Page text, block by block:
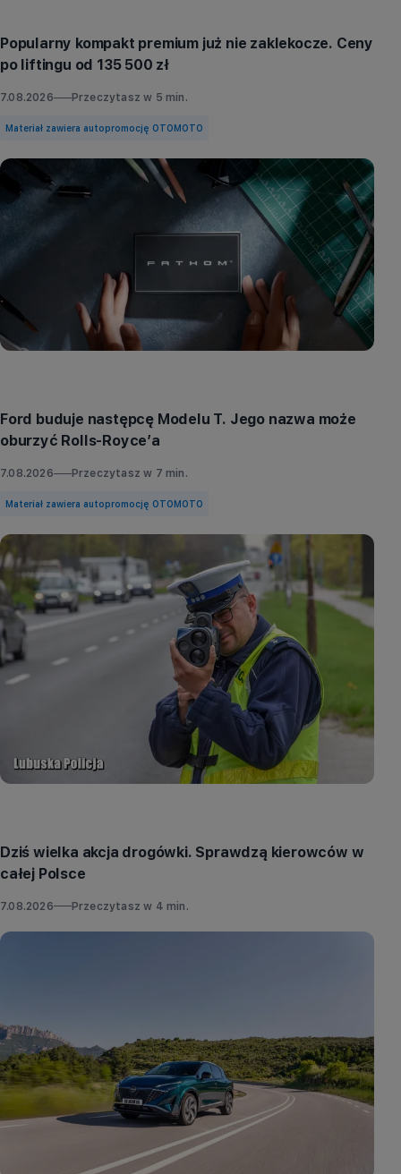
Popularny kompakt premium już nie zaklekocze. Ceny
po liftingu od 135 500 zł
7.08.2026 Przeczytasz w 5 min.
Materiał zawiera autopromocję OTOMOTO
Ford buduje następcę Modelu T. Jego nazwa może
oburzyć Rolls-Royce’a
7.08.2026 Przeczytasz w 7 min.
Materiał zawiera autopromocję OTOMOTO
Dziś wielka akcja drogówki. Sprawdzą kierowców w
całej Polsce
7.08.2026 Przeczytasz w 4 min.